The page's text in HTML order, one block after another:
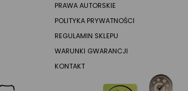
PRAWA AUTORSKIE
POLITYKA PRYWATNOŚCI
REGULAMIN SKLEPU
WARUNKI GWARANCJI
KONTAKT